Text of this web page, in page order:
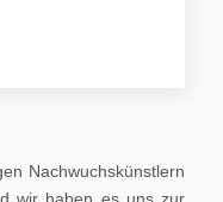
Nachwuchskünstlern
wir haben es uns zur